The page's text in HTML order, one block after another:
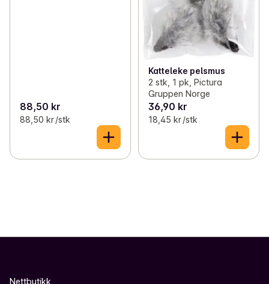
88,50 kr
88,50 kr /stk
Katteleke pelsmus
2 stk, 1 pk, Pictura
Gruppen Norge
36,90 kr
18,45 kr /stk
Nettbutikk